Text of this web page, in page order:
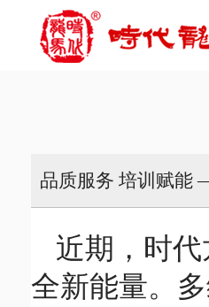
品质服务 培训赋能
近期，时
全新能量。